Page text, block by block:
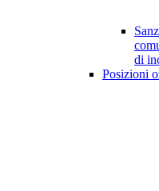
di
Posizioni